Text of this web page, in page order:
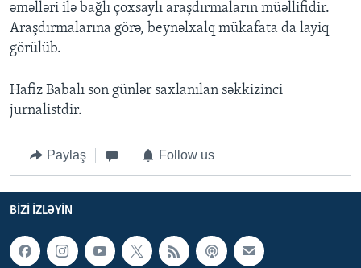
əməlləri ilə bağlı çoxsaylı araşdırmaların müəllifidir.
Araşdırmalarına görə, beynəlxalq mükafata da layiq
görülüb.
Hafiz Babalı son günlər saxlanılan səkkizinci
jurnalistdir.
Paylaş Follow us
BIZI IZLƏYIN